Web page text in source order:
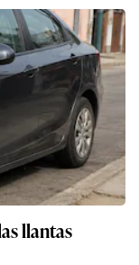
llantas